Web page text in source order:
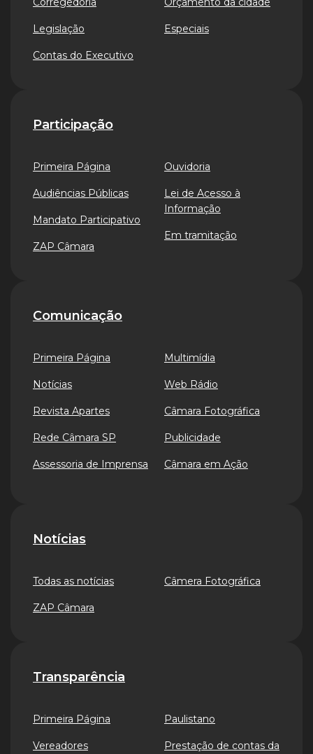
Legislação
Contas do Executivo
Especiais
Participação
Primeira Página
Audiências Públicas
Mandato Participativo
ZAP Câmara
Ouvidoria
Lei de Acesso à
Informação
Em tramitação
Comunicação
Primeira Página
Notícias
Revista Apartes
Rede Câmara SP
Assessoria de Imprensa
Multimídia
Web Rádio
Câmara Fotográfica
Publicidade
Câmara em Ação
Notícias
Todas as notícias
ZAP Câmara
Câmera Fotográfica
Transparência
Primeira Página
Vereadores
Paulistano
Prestação de contas da